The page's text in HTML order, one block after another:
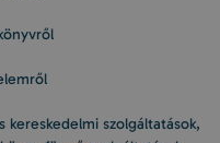
szolgáltatások,